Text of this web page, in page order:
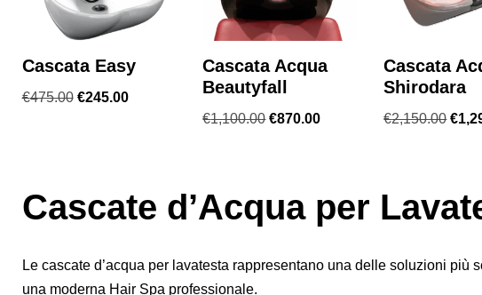
Cascata Easy
€475.00 €245.00
Cascata Acqua
Beautyfall
€1,100.00 €870.00
Cascata
Shirodara
€2,150.00 €
Cascate d’Acqua per
Le cascate d’acqua per lavatesta rappresentano una delle soluzioni più
una moderna Hair Spa professionale.